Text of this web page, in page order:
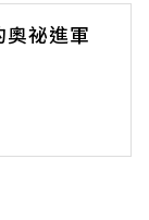
奧祕進軍